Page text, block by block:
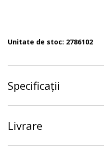
Unitate de stoc: 2786102
Specificații
Livrare